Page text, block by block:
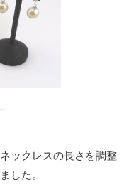
ックレスの長さを調整
した。